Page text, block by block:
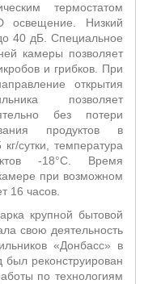
термостатом
освещение. Низкий
40 дБ. Специальное
камеры позволяет
и грибков. При
открытия
позволяет
без потери
продуктов в
сутки, температура
-18°С. Время
при возможном
16 часов.
крупной бытовой
свою деятельность
«Донбасс» в
реконструирован
по технологиям